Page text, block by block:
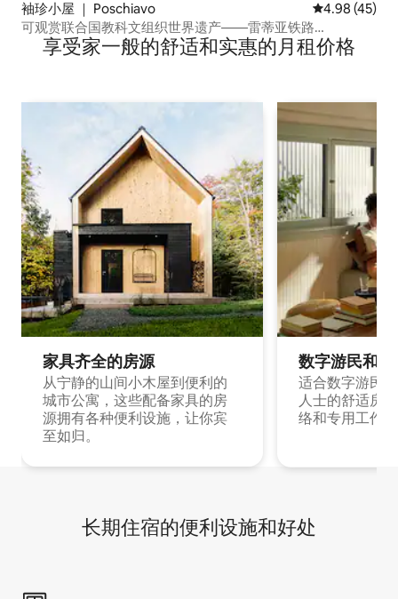
袖珍小屋 ｜ Poschiavo 平均评分
4.98 (45)
可观赏联合国教科文组织世界遗产——雷蒂亚铁路
（Rhaetian Railway）景观的袖珍小屋
享受家一般的舒适和实惠的月租价格
家具齐全的房源
从宁静的山间小木屋到便利的
城市公寓，这些配备家具的房
源拥有各种便利设施，让你宾
至如归。
数字游民和
适合数字游民
人士的舒适房
络和专用工作
长期住宿的便利设施和好处